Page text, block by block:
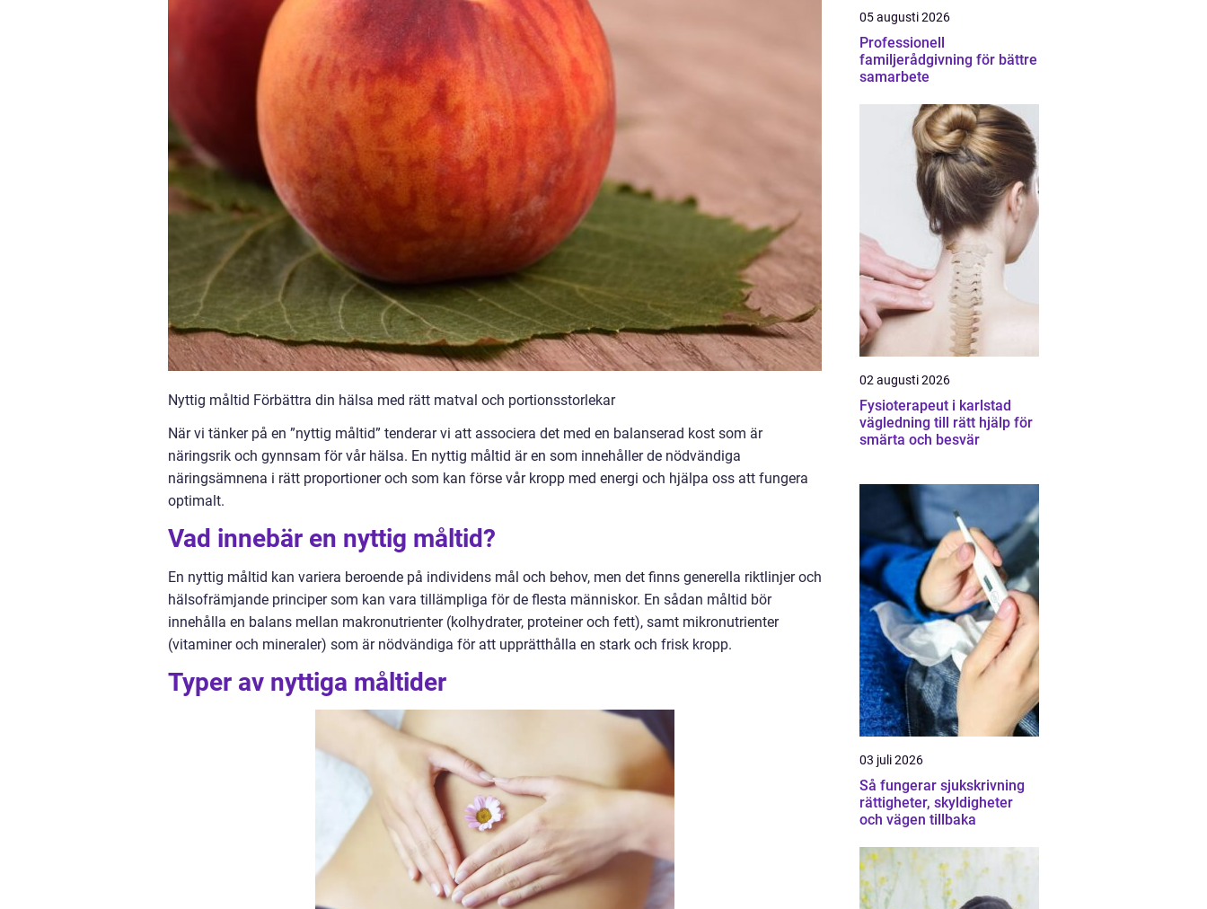
Nyttig måltid Förbättra din hälsa med rätt matval och portionsstorlekar
När vi tänker på en ”nyttig måltid” tenderar vi att associera det med en balanserad kost som är
näringsrik och gynnsam för vår hälsa. En nyttig måltid är en som innehåller de nödvändiga
näringsämnena i rätt proportioner och som kan förse vår kropp med energi och hjälpa oss att fungera
optimalt.
Vad innebär en nyttig måltid?
En nyttig måltid kan variera beroende på individens mål och behov, men det finns generella riktlinjer och
hälsofrämjande principer som kan vara tillämpliga för de flesta människor. En sådan måltid bör
innehålla en balans mellan makronutrienter (kolhydrater, proteiner och fett), samt mikronutrienter
(vitaminer och mineraler) som är nödvändiga för att upprätthålla en stark och frisk kropp.
Typer av nyttiga måltider
05 augusti 2026
Professionell
familjerådgivning för bättre
samarbete
02 augusti 2026
Fysioterapeut i karlstad
vägledning till rätt hjälp för
smärta och besvär
03 juli 2026
Så fungerar sjukskrivning
rättigheter, skyldigheter
och vägen tillbaka